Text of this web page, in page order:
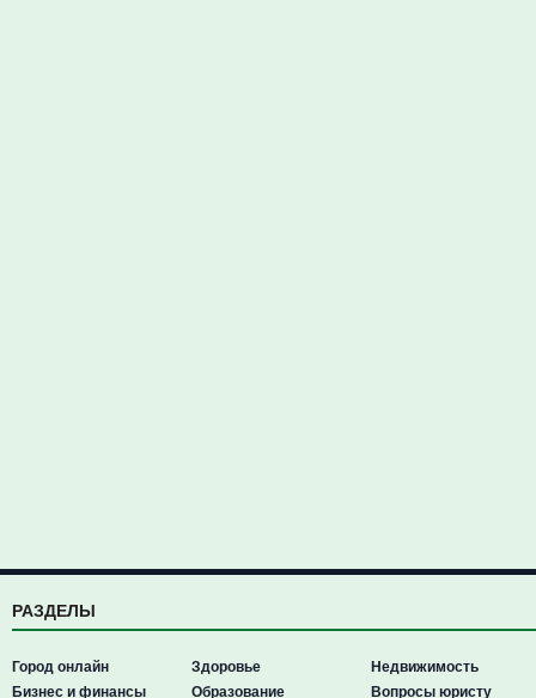
РАЗДЕЛЫ
Город онлайн
Бизнес и финансы
Здоровье
Образование
Недвижимость
Вопросы юристу